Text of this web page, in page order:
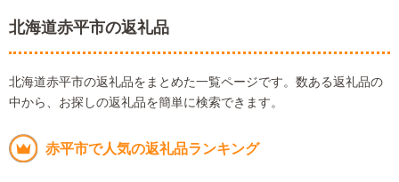
北海道赤平市の返礼品
北海道赤平市の返礼品をまとめた一覧ページです。数ある返礼品の
中から、お探しの返礼品を簡単に検索できます。
赤平市で人気の返礼品ランキング